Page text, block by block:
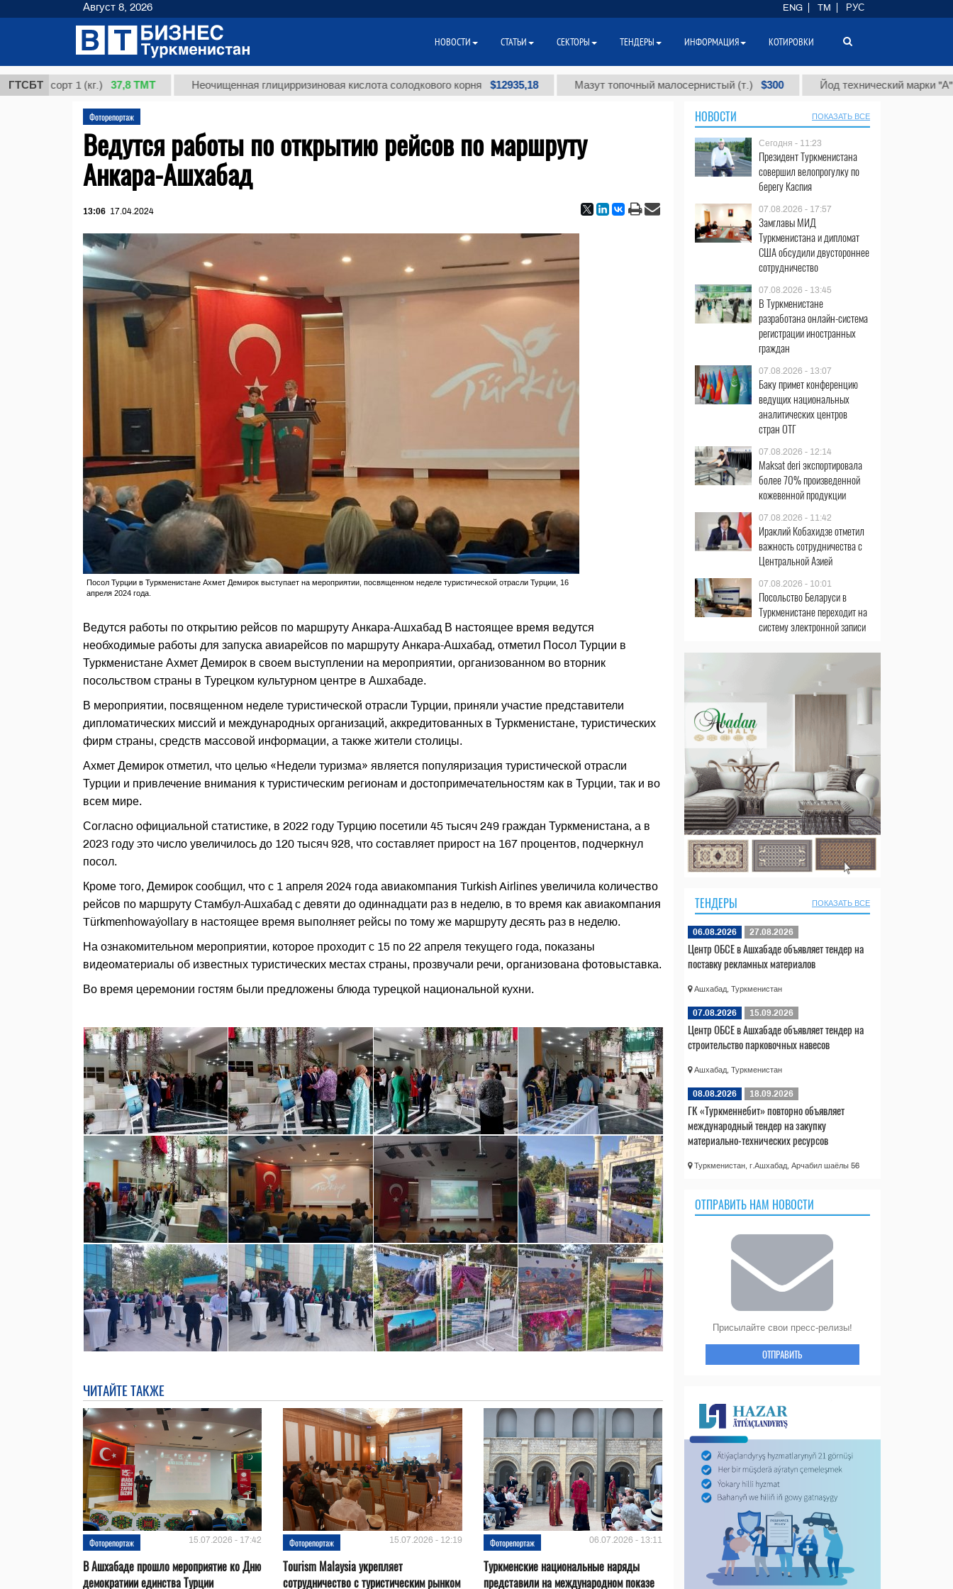
ГТСБТ
сорт 1 (кг.) 37,8 ТМТ Неочищенная глицирризиновая кислота солодкового корня $12935,18 Мазут топочный малосернистый (т.) $300 Йод технический марки "А" (т.) $86
Фоторепортаж
Ведутся работы по открытию рейсов по маршруту
Анкара-Ашхабад
13:06 17.04.2024
Посол Турции в Туркменистане Ахмет Демирок выступает на мероприятии, посвященном неделе туристической отрасли Турции, 16
апреля 2024 года.
Ведутся работы по открытию рейсов по маршруту Анкара-Ашхабад В настоящее время ведутся
необходимые работы для запуска авиарейсов по маршруту Анкара-Ашхабад, отметил Посол Турции в
Туркменистане Ахмет Демирок в своем выступлении на мероприятии, организованном во вторник
посольством страны в Турецком культурном центре в Ашхабаде.
В мероприятии, посвященном неделе туристической отрасли Турции, приняли участие представители
дипломатических миссий и международных организаций, аккредитованных в Туркменистане, туристических
фирм страны, средств массовой информации, а также жители столицы.
Ахмет Демирок отметил, что целью «Недели туризма» является популяризация туристической отрасли
Турции и привлечение внимания к туристическим регионам и достопримечательностям как в Турции, так и во
всем мире.
Согласно официальной статистике, в 2022 году Турцию посетили 45 тысяч 249 граждан Туркменистана, а в
2023 году это число увеличилось до 120 тысяч 928, что составляет прирост на 167 процентов, подчеркнул
посол.
Кроме того, Демирок сообщил, что с 1 апреля 2024 года авиакомпания Turkish Airlines увеличила количество
рейсов по маршруту Стамбул-Ашхабад с девяти до одиннадцати раз в неделю, в то время как авиакомпания
Türkmenhowaýollary в настоящее время выполняет рейсы по тому же маршруту десять раз в неделю.
На ознакомительном мероприятии, которое проходит с 15 по 22 апреля текущего года, показаны
видеоматериалы об известных туристических местах страны, прозвучали речи, организована фотовыставка.
Во время церемонии гостям были предложены блюда турецкой национальной кухни.
ЧИТАЙТЕ ТАКЖЕ
Фоторепортаж 15.07.2026 - 17:42
В Ашхабаде прошло мероприятие ко Дню
демократиии единства Турции
Фоторепортаж 15.07.2026 - 12:19
Tourism Malaysia укрепляет
сотрудничество с туристическим рынком
Фоторепортаж 06.07.2026 - 13:11
Туркменские национальные наряды
представили на международном показе
НОВОСТИ ПОКАЗАТЬ ВСЕ
Сегодня - 11:23
Президент Туркменистана
совершил велопрогулку по
берегу Каспия
07.08.2026 - 17:57
Замглавы МИД
Туркменистана и дипломат
США обсудили двустороннее
сотрудничество
07.08.2026 - 13:45
В Туркменистане
разработана онлайн-система
регистрации иностранных
граждан
07.08.2026 - 13:07
Баку примет конференцию
ведущих национальных
аналитических центров
стран ОТГ
07.08.2026 - 12:14
Maksat deri экспортировала
более 70% произведенной
кожевенной продукции
07.08.2026 - 11:42
Ираклий Кобахидзе отметил
важность сотрудничества с
Центральной Азией
07.08.2026 - 10:01
Посольство Беларуси в
Туркменистане переходит на
систему электронной записи
ТЕНДЕРЫ ПОКАЗАТЬ ВСЕ
06.08.2026 27.08.2026
Центр ОБСЕ в Ашхабаде объявляет тендер на
поставку рекламных материалов
Ашхабад, Туркменистан
07.08.2026 15.09.2026
Центр ОБСЕ в Ашхабаде объявляет тендер на
строительство парковочных навесов
Ашхабад, Туркменистан
08.08.2026 18.09.2026
ГК «Туркменнебит» повторно объявляет
международный тендер на закупку
материально-технических ресурсов
Туркменистан, г.Ашхабад, Арчабил шаёлы 56
ОТПРАВИТЬ НАМ НОВОСТИ
Присылайте свои пресс-релизы!
ОТПРАВИТЬ
Август 8, 2026 ENG TM РУС
НОВОСТИ СТАТЬИ СЕКТОРЫ ТЕНДЕРЫ ИНФОРМАЦИЯ КОТИРОВКИ